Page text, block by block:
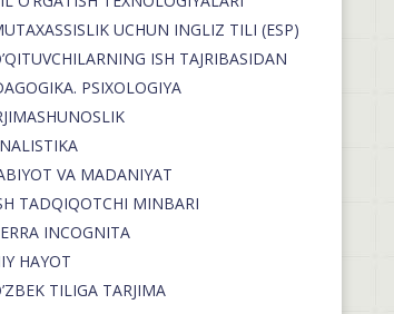
UCHUN INGLIZ TILI (ESP)
ISH TAJRIBASIDAN
PSIXOLOGIYA
VA MADANIYAT
TADQIQOTCHI MINBARI
INCOGNITA
HAYOT
TILIGA TARJIMA